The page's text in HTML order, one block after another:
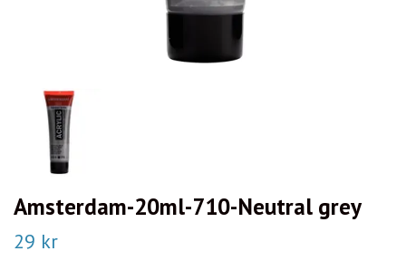
Amsterdam-20ml-710-Neutral grey
29 kr